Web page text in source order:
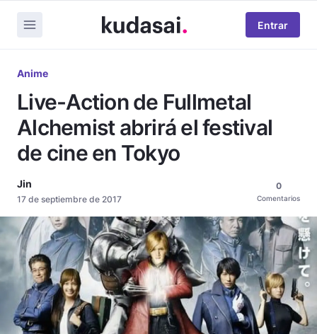
Entrar
Anime
Live-Action de Fullmetal
Alchemist abrirá el festival
de cine en Tokyo
Jin
17 de septiembre de 2017
0
Comentarios